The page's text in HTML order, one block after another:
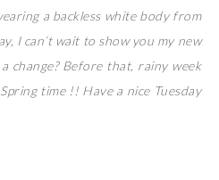
a backless white body from
I can’t wait to show you my new
change? Before that, rainy week
time !! Have a nice Tuesday